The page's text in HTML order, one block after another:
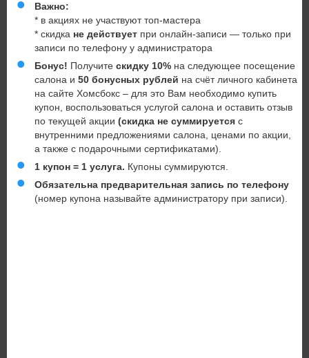
Важно:
* в акциях не участвуют топ-мастера
* скидка не действует при онлайн-записи — только при
записи по телефону у администратора
Бонус! Получите скидку 10% на следующее посещение
салона и 50 бонусных рублей на счёт личного кабинета
на сайте Хомсбокс – для это Вам необходимо купить
купон, воспользоваться услугой салона и оставить отзыв
по текущей акции (скидка не суммируется с
внутренними предложениями салона, ценами по акции,
а также с подарочными сертификатами).
1 купон = 1 услуга. Купоны суммируются.
Обязательна предварительная запись по телефону
(номер купона называйте администратору при записи).